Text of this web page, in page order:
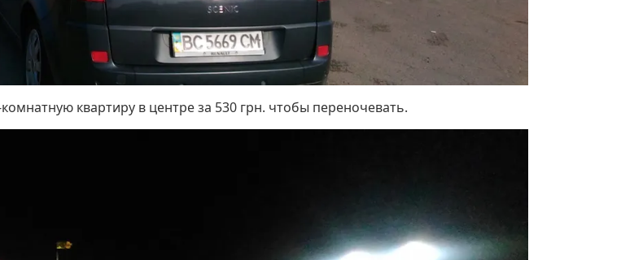
квартиру в центре за 530 грн. чтобы переночевать.